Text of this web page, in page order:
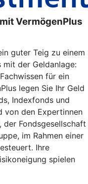
VermögenPlus
guter Teig zu einem
mit der Geldanlage:
für ein
legen Sie Ihr Geld
Indexfonds und
von den Expertinnen
Fondsgesellschaft
im Rahmen einer
Ihre
spielen